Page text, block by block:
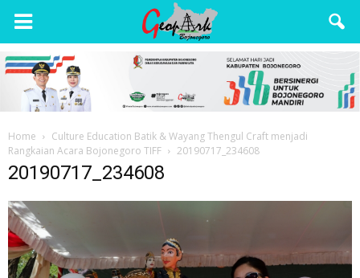
Wisata
Bojonegoro
Home
Culture Education Batik & Wayang Thengul Craft menjadi
Rangkaian Acara Bojonegoro TIFF
20190717_234608
20190717_234608